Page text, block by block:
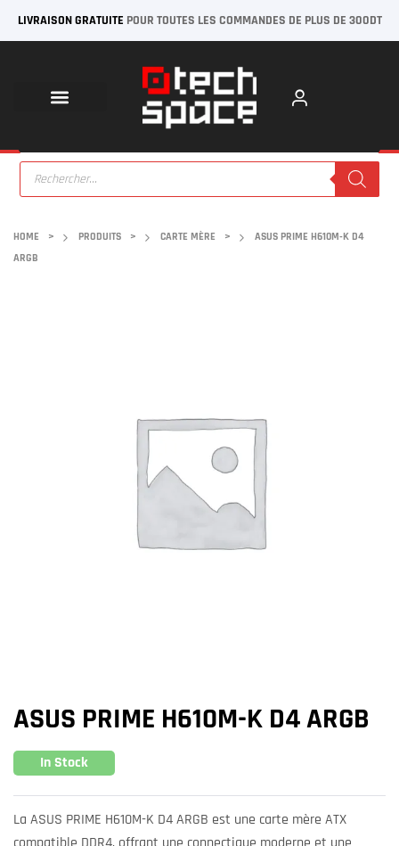
LIVRAISON GRATUITE POUR TOUTES LES COMMANDES DE PLUS DE 300DT
HOME > PRODUITS > CARTE MÈRE >
ASUS PRIME H610M-K D4
ARGB
ASUS PRIME H610M-K D4 ARGB
In Stock
La ASUS PRIME H610M-K D4 ARGB est une carte mère ATX